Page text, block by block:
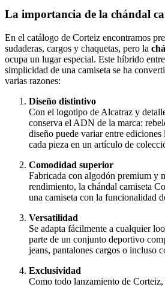
La importancia de la chándal
En el catálogo de Corteiz encontramos
sudaderas, cargos y chaquetas, pero la
ocupa un lugar especial. Este híbrido
simplicidad de una camiseta se ha
varias razones:
Diseño distintivo
Con el logotipo de Alcatraz y
conserva el ADN de la marca:
diseño puede variar entre
cada pieza en un artículo de
Comodidad superior
Fabricada con algodón premium y
rendimiento, la chándal camiseta
una camiseta con la funcionalidad
Versatilidad
Se adapta fácilmente a cualquier
parte de un conjunto deportivo
jeans, pantalones cargos o incluso
Exclusividad
Como todo lanzamiento de Corteiz,